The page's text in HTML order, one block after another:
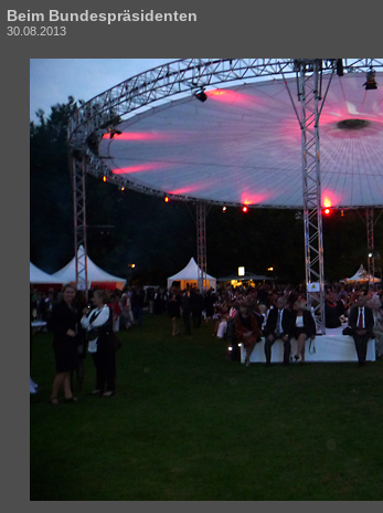
Beim Bundespräsidenten
30.08.2013